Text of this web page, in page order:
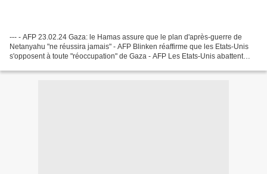
--- - AFP 23.02.24 Gaza: le Hamas assure que le plan d'après-guerre de
Netanyahu "ne réussira jamais" - AFP Blinken réaffirme que les Etats-Unis
s'opposent à toute "réoccupation" de Gaza - AFP Les Etats-Unis abattent